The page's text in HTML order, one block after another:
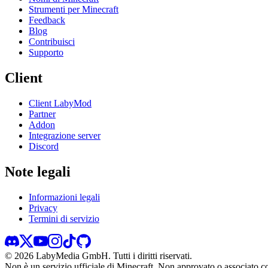
Strumenti per Minecraft
Feedback
Blog
Contribuisci
Supporto
Client
Client LabyMod
Partner
Addon
Integrazione server
Discord
Note legali
Informazioni legali
Privacy
Termini di servizio
© 2026 LabyMedia GmbH. Tutti i diritti riservati.